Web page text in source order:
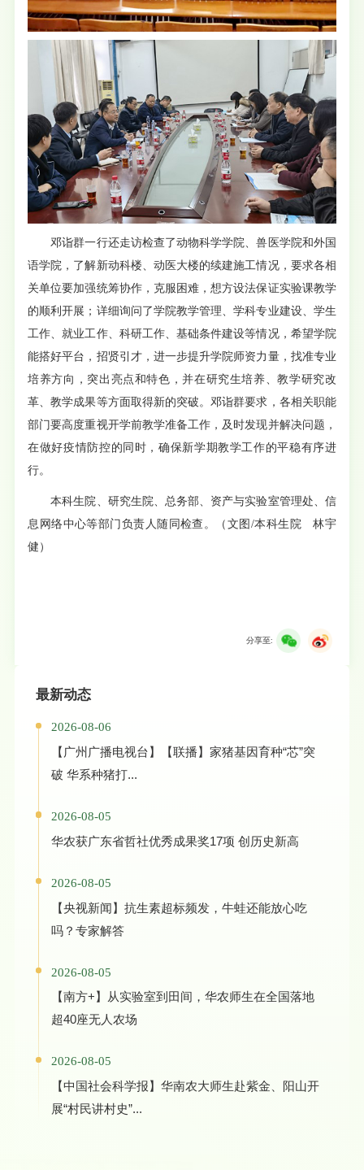
邓诣群一行还走访检查了动物科学学院、兽医学院和外国
语学院，了解新动科楼、动医大楼的续建施工情况，要求各相
关单位要加强统筹协作，克服困难，想方设法保证实验课教学
的顺利开展；详细询问了学院教学管理、学科专业建设、学生
工作、就业工作、科研工作、基础条件建设等情况，希望学院
能搭好平台，招贤引才，进一步提升学院师资力量，找准专业
培养方向，突出亮点和特色，并在研究生培养、教学研究改
革、教学成果等方面取得新的突破。邓诣群要求，各相关职能
部门要高度重视开学前教学准备工作，及时发现并解决问题，
在做好疫情防控的同时，确保新学期教学工作的平稳有序进
行。
本科生院、研究生院、总务部、资产与实验室管理处、信
息网络中心等部门负责人随同检查。
（文图 /本科生院 林宇
健）
分享至:
最新动态
2026-08-06
【广州广播电视台】【联播】家猪基因育种“芯”突
破 华系种猪打...
2026-08-05
华农获广东省哲社优秀成果奖17项 创历史新高
2026-08-05
【央视新闻】抗生素超标频发，牛蛙还能放心吃
吗？专家解答
2026-08-05
【南方+】从实验室到田间，华农师生在全国落地
超40座无人农场
2026-08-05
【中国社会科学报】华南农大师生赴紫金、阳山开
展“村民讲村史”...